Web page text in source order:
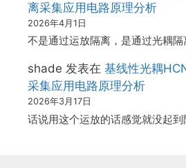
离采集应用电路原理分析
2026年4月1日
不是通过运放隔离，是通过光耦隔
shade 发表在 基线性光耦
采集应用电路原理分析
2026年3月17日
话说用这个运放的话感觉就没起到